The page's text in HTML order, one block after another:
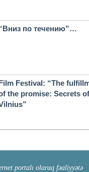
по течению”…
Festival: “The
the promise: Secrets of
portalı olaraq fəaliyyətə